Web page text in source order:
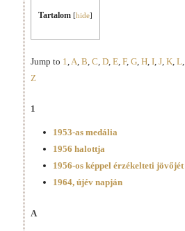
Tartalom [hide]
Jump to 1 A B C D E F, G H I J K L
Z
1
1953-as medália
1956 halottja
1956-os képpel érzékelteti jövőjét
1964, újév napján
A